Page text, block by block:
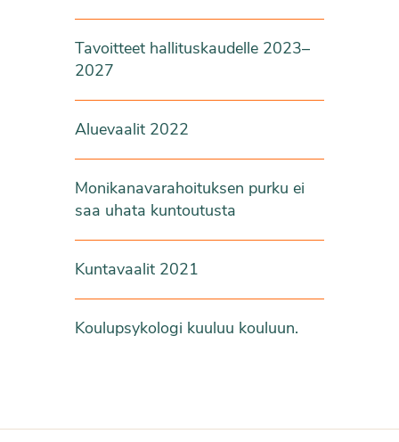
Tavoitteet hallituskaudelle 2023–
2027
Aluevaalit 2022
Monikanavarahoituksen purku ei
saa uhata kuntoutusta
Kuntavaalit 2021
Koulupsykologi kuuluu kouluun.